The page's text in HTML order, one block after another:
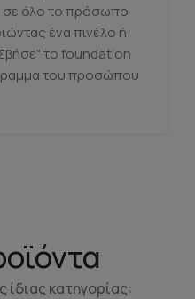
σε όλο το πρόσωπο
ένα πινέλο ή
το foundation
του προσώπου
ίδιας κατηγορίας: